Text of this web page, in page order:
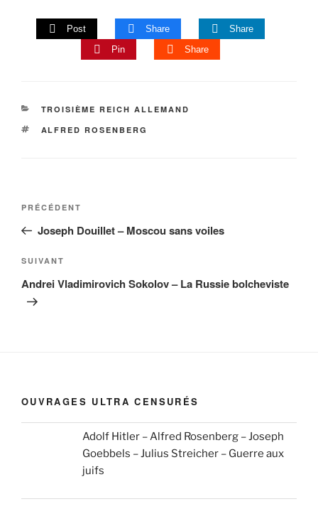
Post Share
Share
Pin
Share
CATÉGORIES
TROISIÈME REICH ALLEMAND
ÉTIQUETTES
ALFRED ROSENBERG
Navigation
l’article
Article
précédent
PRÉCÉDENT
Joseph Douillet – Moscou sans voiles
Article
suivant
SUIVANT
Andrei Vladimirovich Sokolov – La Russie bolcheviste
OUVRAGES ULTRA CENSURÉS
Adolf Hitler – Alfred Rosenberg – Joseph
Goebbels – Julius Streicher – Guerre aux
juifs